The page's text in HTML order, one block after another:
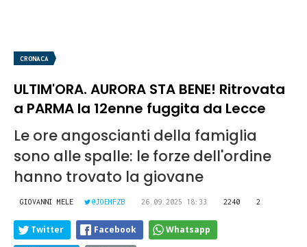
CRONACA
ULTIM'ORA. AURORA STA BENE! Ritrovata
a PARMA la 12enne fuggita da Lecce
Le ore angoscianti della famiglia
sono alle spalle: le forze dell'ordine
hanno trovato la giovane
GIOVANNI MELE @JOEMFZB 26.09.2025 18:33 2240 2
Twitter Facebook Whatsapp